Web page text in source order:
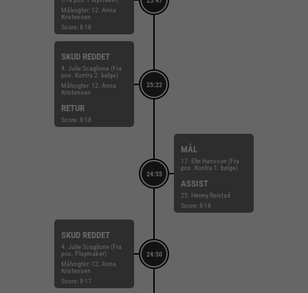
Målvogter: 12. Anna
Kristensen
Score: 8-18
25:22
SKUD REDDET
4. Julie Scaglione (Fra
pos. Kontra 2. bølge)
Målvogter: 12. Anna
Kristensen
RETUR
Score: 8-18
24:55
MÅL
17. Elin Hansson (Fra
pos. Kontra 1. bølge)
ASSIST
25. Henny Reistad
Score: 8-18
24:50
SKUD REDDET
4. Julie Scaglione (Fra
pos. Playmaker)
Målvogter: 12. Anna
Kristensen
Score: 8-17